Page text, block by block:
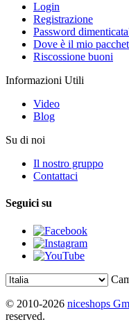
Login
Registrazione
Password
Dove è il mio
Riscossione buoni
Informazioni Utili
Video
Blog
Su di noi
Il nostro gruppo
Contattaci
Seguici su
© 2010-2026 niceshops
reserved.